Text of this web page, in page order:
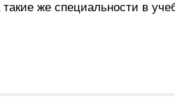
такие же специальности в